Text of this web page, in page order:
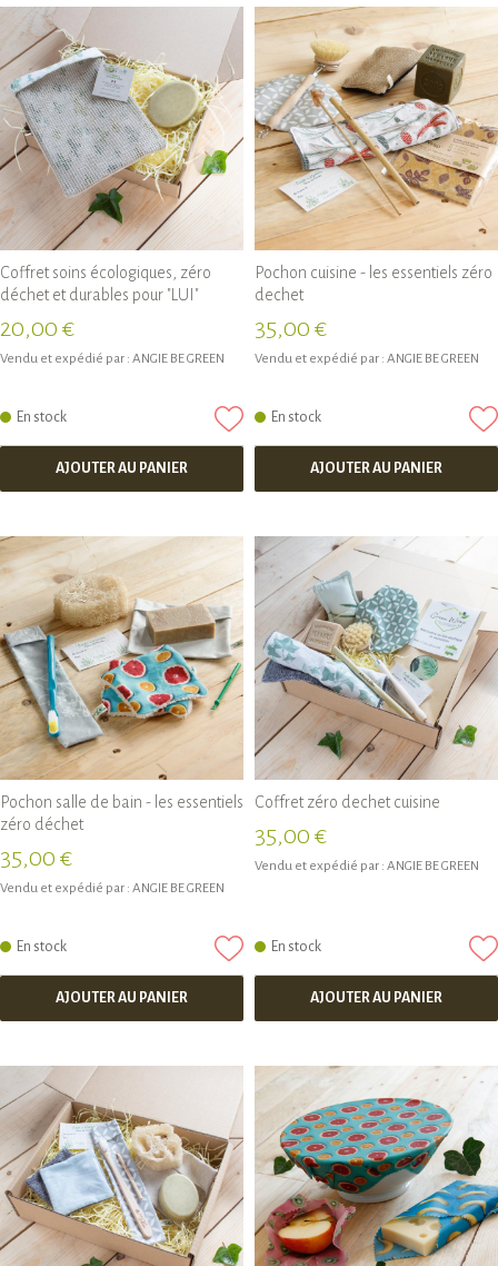
Coffret soins écologiques, zéro
déchet et durables pour "LUI"
20,00 €
Vendu et expédié par : ANGIE BE GREEN
En stock
AJOUTER AU PANIER
Pochon cuisine - les essentiels zéro
dechet
35,00 €
Vendu et expédié par : ANGIE BE GREEN
En stock
AJOUTER AU PANIER
Pochon salle de bain - les essentiels
zéro déchet
35,00 €
Vendu et expédié par : ANGIE BE GREEN
En stock
AJOUTER AU PANIER
Coffret zéro dechet cuisine
35,00 €
Vendu et expédié par : ANGIE BE GREEN
En stock
AJOUTER AU PANIER